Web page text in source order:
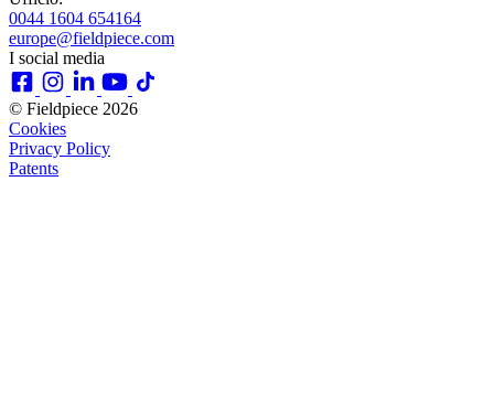
0044 1604 654164
europe@fieldpiece.com
I social media
© Fieldpiece 2026
Cookies
Privacy Policy
Patents